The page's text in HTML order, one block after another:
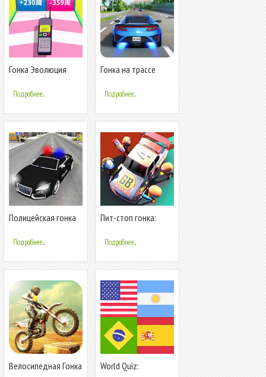
Гонка Эволюция
Подробнее...
Гонка на трассе
Подробнее...
Полицейская гонка
Подробнее...
Пит-стоп гонка:
Подробнее...
Велосипедная Гонка
World Quiz: